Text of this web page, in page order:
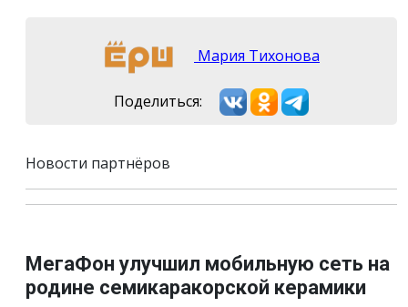
Мария Тихонова
Поделиться:
Новости партнёров
МегаФон улучшил мобильную сеть на
родине семикаракорской керамики